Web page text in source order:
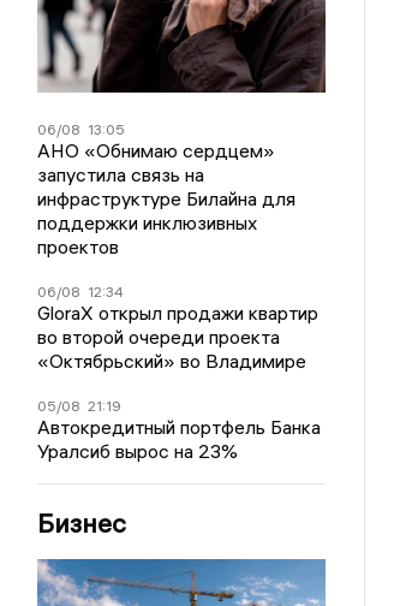
06/08 13:05
АНО «Обнимаю сердцем»
запустила связь на
инфраструктуре Билайна для
поддержки инклюзивных
проектов
06/08 12:34
GloraX открыл продажи квартир
во второй очереди проекта
«Октябрьский» во Владимире
05/08 21:19
Автокредитный портфель Банка
Уралсиб вырос на 23%
Бизнес